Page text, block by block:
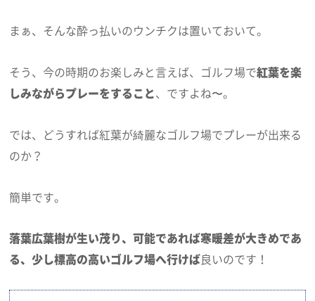
まぁ、そんな酔っ払いのウンチクは置いておいて。
そう、今の時期のお楽しみと言えば、ゴルフ場で紅葉を楽
しみながらプレーをすること、ですよね〜。
では、どうすれば紅葉が綺麗なゴルフ場でプレーが出来る
のか？
簡単です。
落葉広葉樹が生い茂り、可能であれば寒暖差が大きめであ
る、少し標高の高いゴルフ場へ行けば良いのです！